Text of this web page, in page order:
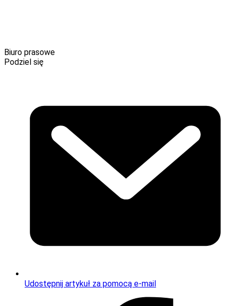
Biuro prasowe
Podziel się
Udostępnij artykuł za pomocą e-mail